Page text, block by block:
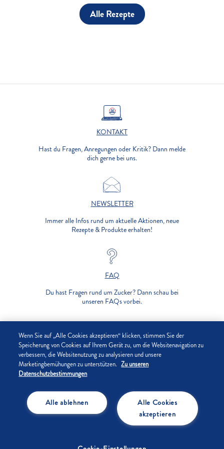
Alle Rezepte
KONTAKT
Hast du Fragen, Anregungen oder Kritik? Dann melde
dich gerne bei uns.
NEWSLETTER
Immer alle Infos rund um aktuelle Aktionen, neue
Rezepte & Produkte erhalten!
FAQ
Du hast Fragen rund um Zucker? Dann schau bei
unseren FAQs vorbei.
UNTERNEHMEN
DATENSCHUTZ
COOKIE-EINSTELLUNGEN
Wenn Sie auf „Alle Cookies akzeptieren“ klicken, stimmen Sie der
Speicherung von Cookies auf Ihrem Gerät zu, um die Websitenavigation zu
verbessern, die Websitenutzung zu analysieren und unsere
Marketingbemühungen zu unterstützen. Zu unseren
Datenschutzbestimmungen
Alle Cookies
akzeptieren
Alle ablehnen